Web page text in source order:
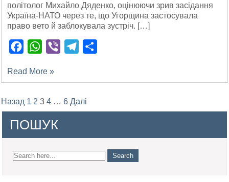
політолог Михайло Дяденко, оцінюючи зрив засідання
Україна-НАТО через те, що Угорщина застосувала
право вето й заблокувала зустріч. […]
FacebookWhatsApp
Viber Telegram
Read More »
Posts
pagination
Назад 1 2 3 4 … 6 Далі
ПОШУК